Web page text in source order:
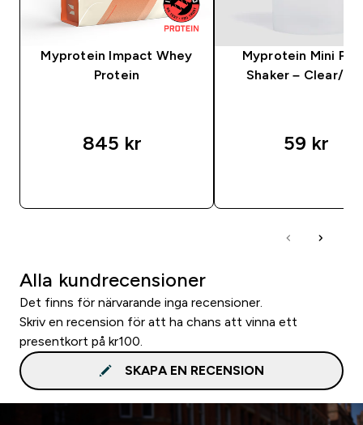
Myprotein Impact Whey
Protein
845 kr‎
Myprotein Mini
Shaker – Clear/
59 kr‎
Alla kundrecensioner
Det finns för närvarande inga recensioner.
Skriv en recension för att ha chans att vinna ett
presentkort på kr100.
SKAPA EN RECENSION